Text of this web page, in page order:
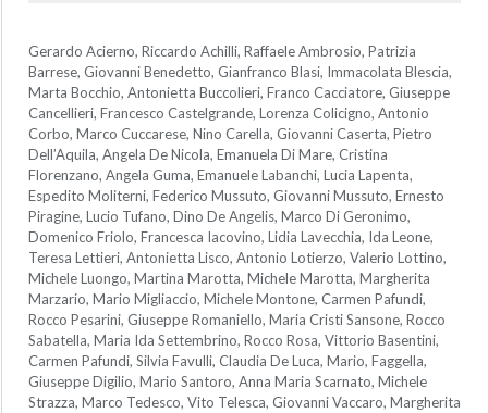
Gerardo Acierno, Riccardo Achilli, Raffaele Ambrosio, Patrizia
Barrese, Giovanni Benedetto, Gianfranco Blasi, Immacolata Blescia,
Marta Bocchio, Antonietta Buccolieri, Franco Cacciatore, Giuseppe
Cancellieri, Francesco Castelgrande, Lorenza Colicigno, Antonio
Corbo, Marco Cuccarese, Nino Carella, Giovanni Caserta, Pietro
Dell’Aquila, Angela De Nicola, Emanuela Di Mare, Cristina
Florenzano, Angela Guma, Emanuele Labanchi, Lucia Lapenta,
Espedito Moliterni, Federico Mussuto, Giovanni Mussuto, Ernesto
Piragine, Lucio Tufano, Dino De Angelis, Marco Di Geronimo,
Domenico Friolo, Francesca Iacovino, Lidia Lavecchia, Ida Leone,
Teresa Lettieri, Antonietta Lisco, Antonio Lotierzo, Valerio Lottino,
Michele Luongo, Martina Marotta, Michele Marotta, Margherita
Marzario, Mario Migliaccio, Michele Montone, Carmen Pafundi,
Rocco Pesarini, Giuseppe Romaniello, Maria Cristi Sansone, Rocco
Sabatella, Maria Ida Settembrino, Rocco Rosa, Vittorio Basentini,
Carmen Pafundi, Silvia Favulli, Claudia De Luca, Mario, Faggella,
Giuseppe Digilio, Mario Santoro, Anna Maria Scarnato, Michele
Strazza, Marco Tedesco, Vito Telesca, Giovanni Vaccaro, Margherita